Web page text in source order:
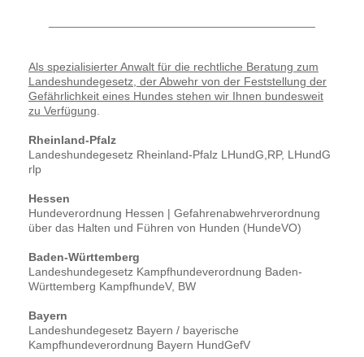
Als spezialisierter Anwalt für die rechtliche Beratung zum
Landeshundegesetz, der Abwehr von der Feststellung der
Gefährlichkeit eines Hundes stehen wir Ihnen bundesweit
zu Verfügung.
Rheinland-Pfalz
Landeshundegesetz Rheinland-Pfalz LHundG,RP, LHundG
rlp
Hessen
Hundeverordnung Hessen | Gefahrenabwehrverordnung
über das Halten und Führen von Hunden (HundeVO)
Baden-Württemberg
Landeshundegesetz Kampfhundeverordnung Baden-
Württemberg KampfhundeV, BW
Bayern
Landeshundegesetz Bayern / bayerische
Kampfhundeverordnung Bayern HundGefV